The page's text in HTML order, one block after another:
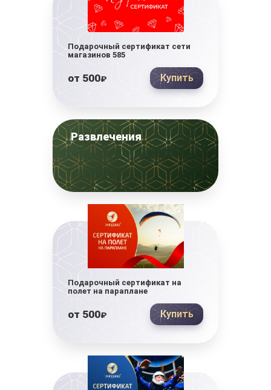
Подарочный сертификат сети
магазинов 585
от 500₽ Купить
Развлечения
Подарочный сертификат на
полет на параплане
от 500₽ Купить